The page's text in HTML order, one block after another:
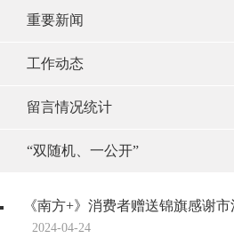
重要新闻
工作动态
留言情况统计
“双随机、一公开”
《南方+》消费者赠送锦旗感谢
2024-04-24